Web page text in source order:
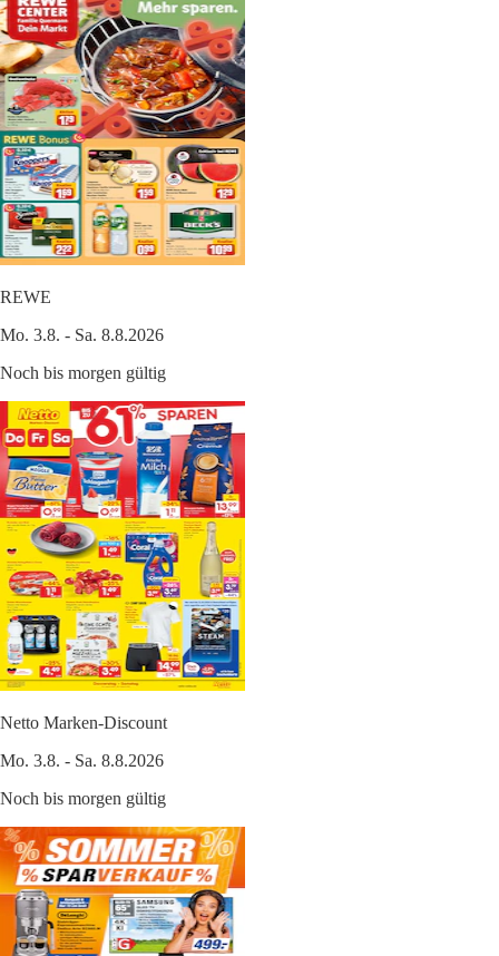
REWE
Mo. 3.8. - Sa. 8.8.2026
Noch bis morgen gültig
Netto Marken-Discount
Mo. 3.8. - Sa. 8.8.2026
Noch bis morgen gültig